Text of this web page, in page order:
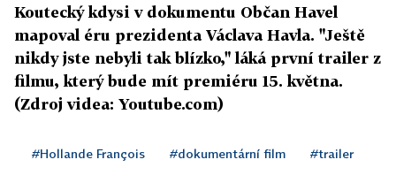
Koutecký kdysi v dokumentu Občan Havel
mapoval éru prezidenta Václava Havla. "Ještě
nikdy jste nebyli tak blízko," láká první trailer z
filmu, který bude mít premiéru 15. května.
(Zdroj videa: Youtube.com)
#Hollande François #dokumentární film #trailer